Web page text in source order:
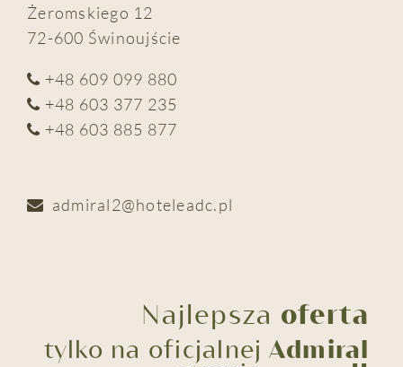
Żeromskiego 12
72-600 Świnoujście
+48 609 099 880
+48 603 377 235
+48 603 885 877
admiral2@hoteleadc.pl
Najlepsza oferta
tylko na oficjalnej Admiral